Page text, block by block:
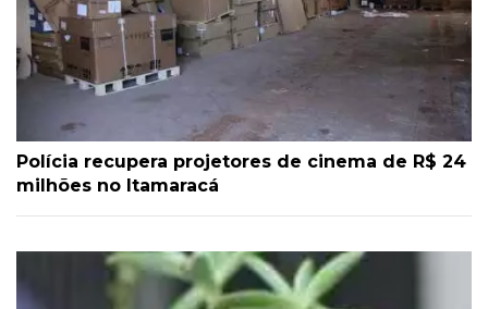
Polícia recupera projetores de cinema de R$ 24
milhões no Itamaracá